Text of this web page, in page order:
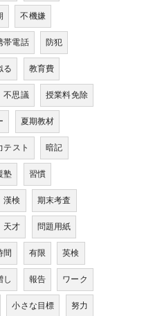
不機嫌
帯電話
防犯
る
教育費
不思議
授業料免除
夏期教材
スト
暗記
塾
習慣
漢検
期末考査
天才
問題用紙
間 有限
英検
し 報告
ワーク
小さな目標 努力